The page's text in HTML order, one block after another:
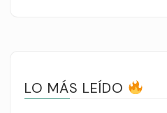
LO MÁS LEÍDO